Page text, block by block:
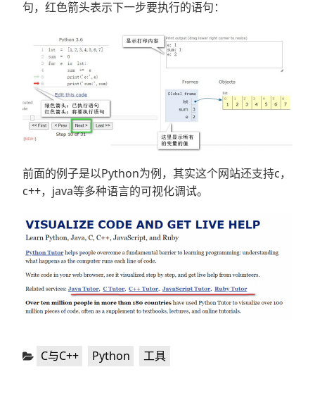
句，红色箭头表示下一步要执行的语句：
前面的例子是以Python为例，其实这个网站还支持c，
c++，java等多种语言的可视化调试。
分
C与C++ Python 工具